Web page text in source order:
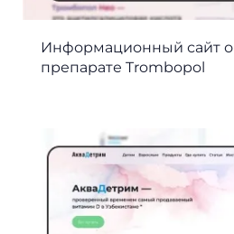
Информационный сайт о
препарате Trombopol